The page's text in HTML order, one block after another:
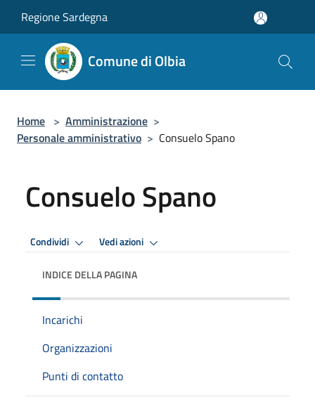
Regione Sardegna
Comune di Olbia
Home > Amministrazione >
Personale amministrativo > Consuelo Spano
Consuelo Spano
Condividi Vedi azioni
INDICE DELLA PAGINA
Incarichi
Organizzazioni
Punti di contatto